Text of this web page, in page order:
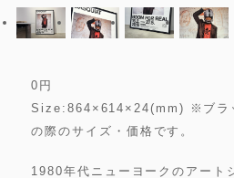
0 円
Size:864×614×24(mm) ※ブラ
の際のサイズ・価格です。
1980年代ニューヨークのアート